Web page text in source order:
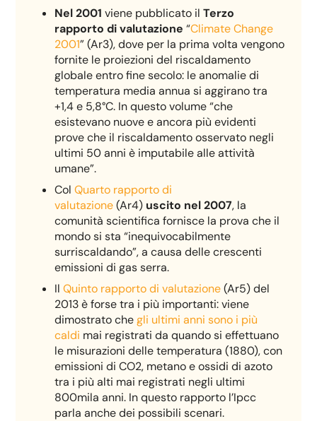
Nel 2001 viene pubblicato ilTerzo
rapporto di valutazione “Climate Change
2001” (Ar3), dove per la prima volta vengono
fornite le proiezioni del riscaldamento
globale entro fine secolo: le anomalie di
temperatura media annua si aggirano tra
+1,4 e 5,8°C. In questo volume “che
esistevano nuove e ancora più evidenti
prove che il riscaldamento osservato negli
ultimi 50 anni è imputabile alle attività
umane”.
ColQuarto rapporto di
valutazione(Ar4) uscito nel 2007, la
comunità scientifica fornisce la prova che il
mondo si sta “inequivocabilmente
surriscaldando”, a causa delle crescenti
emissioni di gas serra.
IlQuinto rapporto di valutazione(Ar5) del
2013 è forse tra i più importanti: viene
dimostrato chegli ultimi anni sono i più
caldi mai registrati da quando si effettuano
le misurazioni delle temperatura (1880), con
emissioni di CO2, metano e ossidi di azoto
tra i più alti mai registrati negli ultimi
800mila anni. In questo rapporto l’Ipcc
parla anche dei possibili scenari.